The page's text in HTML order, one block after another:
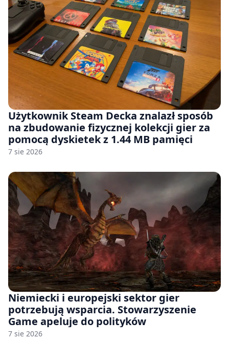
Użytkownik Steam Decka znalazł sposób
na zbudowanie fizycznej kolekcji gier za
pomocą dyskietek z 1.44 MB pamięci
7 sie 2026
Niemiecki i europejski sektor gier
potrzebują wsparcia. Stowarzyszenie
Game apeluje do polityków
7 sie 2026